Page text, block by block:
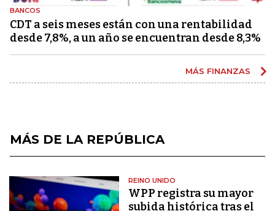
BANCOS
CDT a seis meses están con una rentabilidad
desde 7,8%, a un año se encuentran desde 8,3%
MÁS FINANZAS
MÁS DE LA REPÚBLICA
REINO UNIDO
WPP registra su mayor
subida histórica tras el